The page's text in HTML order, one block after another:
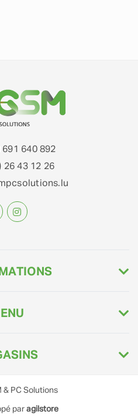
691 640 892
26 43 12 26
& PC Solutions
par agilstore